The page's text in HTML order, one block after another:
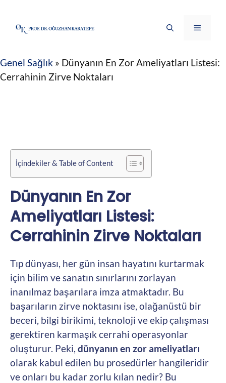
Menü
Genel Sağlık » Dünyanın En Zor Ameliyatları Listesi:
Cerrahinin Zirve Noktaları
İçindekiler & Table of Content
Dünyanın En Zor
Ameliyatları Listesi:
Cerrahinin Zirve Noktaları
Tıp dünyası, her gün insan hayatını kurtarmak
için bilim ve sanatın sınırlarını zorlayan
inanılmaz başarılara imza atmaktadır. Bu
başarıların zirve noktasını ise, olağanüstü bir
beceri, bilgi birikimi, teknoloji ve ekip çalışması
gerektiren karmaşık cerrahi operasyonlar
oluşturur. Peki, dünyanın en zor ameliyatları
olarak kabul edilen bu prosedürler hangileridir
ve onları bu kadar zorlu kılan nedir? Bu